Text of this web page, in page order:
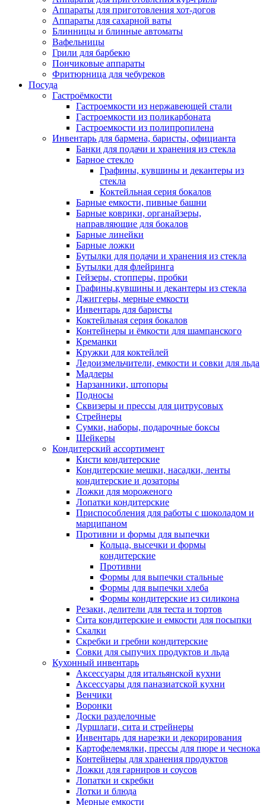
Аппараты для приготовления хот-догов
Аппараты для сахарной ваты
Блинницы и блинные автоматы
Вафельницы
Грили для барбекю
Пончиковые аппараты
Фритюрница для чебуреков
Посуда
Гастроёмкости
Гастроемкости из нержавеющей стали
Гастроемкости из поликарбоната
Гастроемкости из полипропилена
Инвентарь для бармена, баристы, официанта
Банки для подачи и хранения из стекла
Барное стекло
Графины, кувшины и декантеры из
стекла
Коктейльная серия бокалов
Барные емкости, пивные башни
Барные коврики, органайзеры,
направляющие для бокалов
Барные линейки
Барные ложки
Бутылки для подачи и хранения из стекла
Бутылки для флейринга
Гейзеры, стопперы, пробки
Графины,кувшины и декантеры из стекла
Джиггеры, мерные емкости
Инвентарь для баристы
Коктейльная серия бокалов
Контейнеры и ёмкости для шампанского
Креманки
Кружки для коктейлей
Ледоизмельчители, емкости и совки для льда
Мадлеры
Нарзанники, штопоры
Подносы
Сквизеры и прессы для цитрусовых
Стрейнеры
Сумки, наборы, подарочные боксы
Шейкеры
Кондитерский ассортимент
Кисти кондитерские
Кондитерские мешки, насадки, ленты
кондитерские и дозаторы
Ложки для мороженого
Лопатки кондитерские
Приспособления для работы с шоколадом и
марципаном
Противни и формы для выпечки
Кольца, высечки и формы
кондитерские
Противни
Формы для выпечки стальные
Формы для выпечки хлеба
Формы кондитерские из силикона
Резаки, делители для теста и тортов
Сита кондитерские и емкости для посыпки
Скалки
Скребки и гребни кондитерские
Совки для сыпучих продуктов и льда
Кухонный инвентарь
Аксессуары для итальянской кухни
Аксессуары для паназиатской кухни
Венчики
Воронки
Доски разделочные
Дуршлаги, сита и стрейнеры
Инвентарь для нарезки и декорирования
Картофелемялки, прессы для пюре и чеснока
Контейнеры для хранения продуктов
Ложки для гарниров и соусов
Лопатки и скребки
Лотки и блюда
Мерные емкости